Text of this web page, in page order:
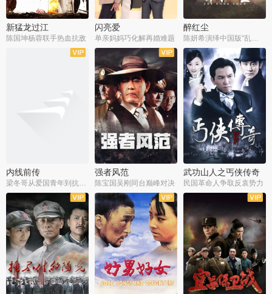
新猛龙过江
陈国坤杨蓉联手热血抗敌
闪亮爱
单亲妈妈巧化解再婚难题
醉红尘
陈妍希演绎中国版“乱世佳人”
内线前传
全30集
强者风范
陈宝国吴刚同台巅峰对决
全30集
武功山人之丐侠传奇
民国革命人争取反袁势力
全38集
全9集 全35集